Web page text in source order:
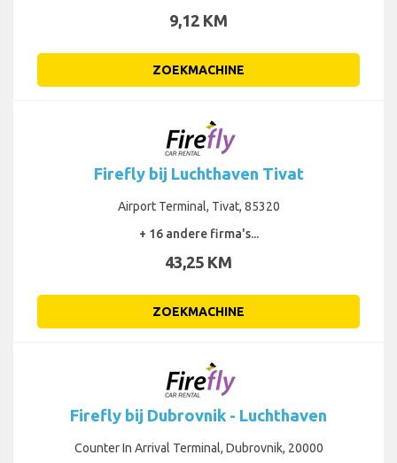
9,12 KM
ZOEKMACHINE
Firefly bij Luchthaven Tivat
Airport Terminal, Tivat, 85320
+ 16 andere firma's...
43,25 KM
ZOEKMACHINE
Firefly bij Dubrovnik - Luchthaven
Counter In Arrival Terminal, Dubrovnik, 20000